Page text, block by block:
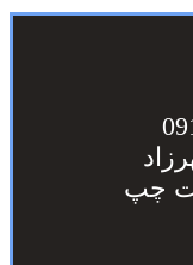
چپ